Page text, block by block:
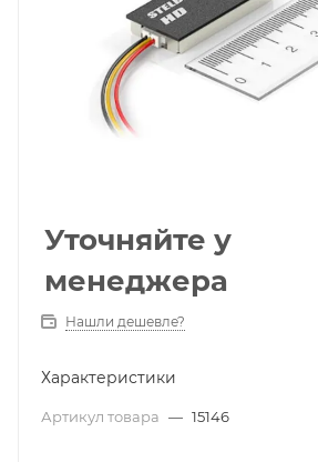
Уточняйте у
менеджера
Нашли дешевле?
Характеристики
Артикул товара — 15146